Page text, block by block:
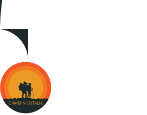
Cammini
d&#039;Italia